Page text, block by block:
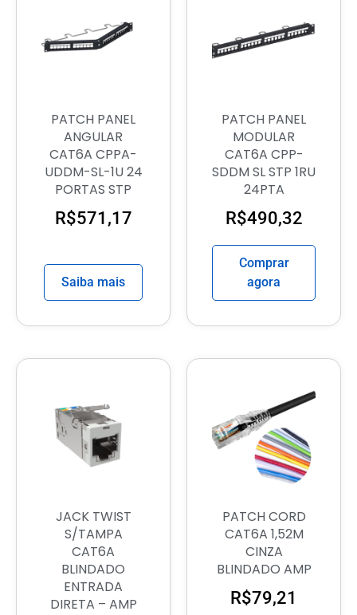
PATCH PANEL
ANGULAR
CAT6A CPPA-
UDDM-SL-1U 24
PORTAS STP
R$571,17
Saiba mais
PATCH PANEL
MODULAR
CAT6A CPP-
SDDM SL STP 1RU
24PTA
R$490,32
Comprar
agora
JACK TWIST
S/TAMPA
CAT6A
BLINDADO
ENTRADA
DIRETA – AMP
PATCH CORD
CAT6A 1,52M
CINZA
BLINDADO AMP
R$79,21